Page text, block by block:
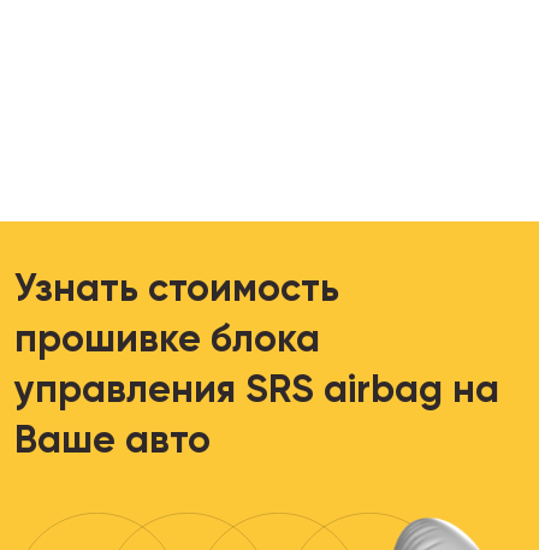
Узнать стоимость
прошивке блока
управления SRS airbag на
Ваше авто